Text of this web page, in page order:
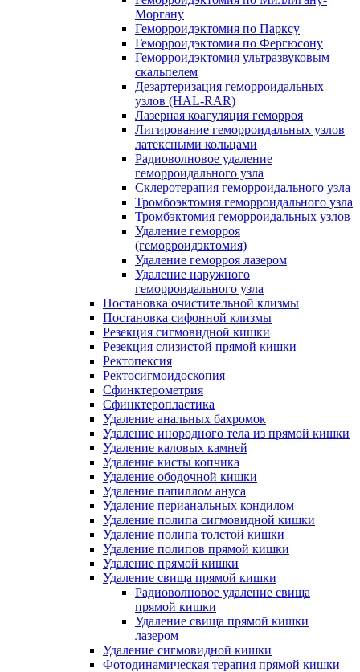
Моргану
Геморроидэктомия по Парксу
Геморроидэктомия по Фергюсону
Геморроидэктомия ультразвуковым
скальпелем
Дезартеризация геморроидальных
узлов (HAL-RAR)
Лазерная коагуляция геморроя
Лигирование геморроидальных узлов
латексными кольцами
Радиоволновое удаление
геморроидального узла
Склеротерапия геморроидального узла
Тромбоэктомия геморроидального узла
Тромбэктомия геморроидальных узлов
Удаление геморроя
(геморроидэктомия)
Удаление геморроя лазером
Удаление наружного
геморроидального узла
Постановка очистительной клизмы
Постановка сифонной клизмы
Резекция сигмовидной кишки
Резекция слизистой прямой кишки
Ректопексия
Ректосигмоидоскопия
Сфинктерометрия
Сфинктеропластика
Удаление анальных бахромок
Удаление инородного тела из прямой кишки
Удаление каловых камней
Удаление кисты копчика
Удаление ободочной кишки
Удаление папиллом ануса
Удаление перианальных кондилом
Удаление полипа сигмовидной кишки
Удаление полипа толстой кишки
Удаление полипов прямой кишки
Удаление прямой кишки
Удаление свища прямой кишки
Радиоволновое удаление свища
прямой кишки
Удаление свища прямой кишки
лазером
Удаление сигмовидной кишки
Фотодинамическая терапия прямой кишки